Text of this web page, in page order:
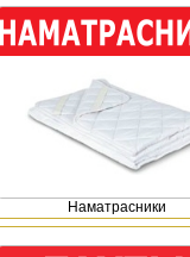
Наматрасники